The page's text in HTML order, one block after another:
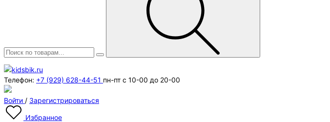
Телефон: +7 (929) 628-44-51 пн-пт с 10-00 до 20-00
Войти / Зарегистрироваться
Избранное